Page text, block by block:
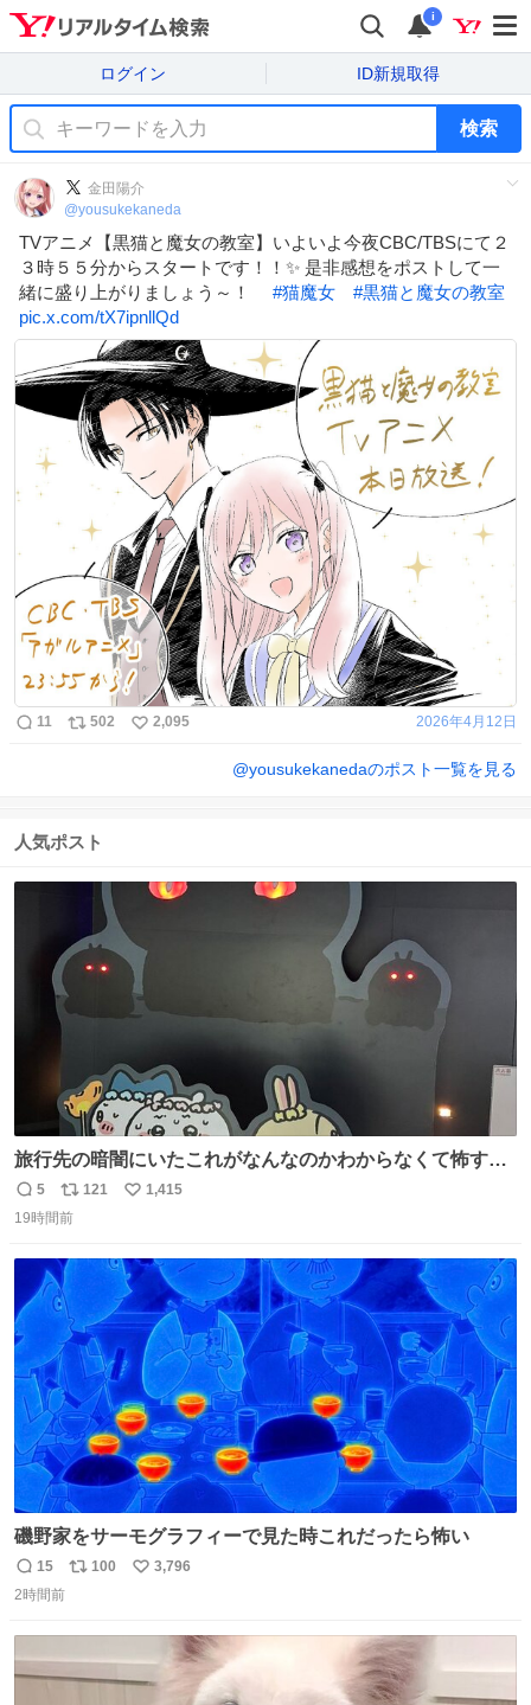
i
ログイン ID新規取得
検索
金田陽介
@yousukekaneda
TVアニメ【黒猫と魔女の教室】いよいよ今夜CBC/TBSにて２
３時５５分からスタートです！！✨ 是非感想をポストして一
緒に盛り上がりましょう～！ #猫魔女 #黒猫と魔女の教室
pic.x.com/tX7ipnllQd
11 502 2,095 2026年4月12日
@yousukekanedaのポスト一覧を見る
人気ポスト
旅行先の暗闇にいたこれがなんなのかわからなくて怖すぎ
た 子どもたちも怖がりまくってた👻 ちいかわってこういう
感じのお話なんですか…？
返
信
5
リ
ポ
ト
数
121
い
数
1,415
19時間前
磯野家をサーモグラフィーで見た時これだったら怖い
返
信
15
リ
数
100
い
3,796
2時間前